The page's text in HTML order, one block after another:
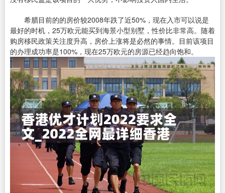
希腊目前的的房价较2008年跌了近50%，现在入市可以说是
最好的时机，25万欧元能买到海景小型别墅，性价比非常高。随着
购房移民政策关注度升高，房价上涨将是必然的事情。目前该项目
的办理成功率是100%，现在25万欧元的房源已经趋向饱和。